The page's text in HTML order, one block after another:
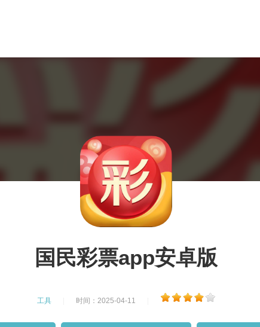
国民彩票app安卓版
工具 时间：2025-04-11